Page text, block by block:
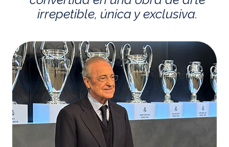
irrepetible, única y exclusiva.